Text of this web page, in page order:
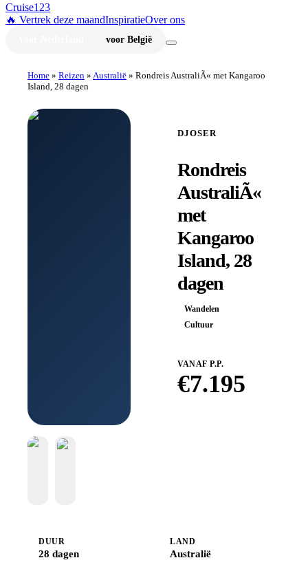
Cruise123
🔥 Vertrek deze maandInspiratieOver ons
voor België
Home » Reizen » Australië » Rondreis AustraliÃ« met Kangaroo
Island, 28 dagen
DJOSER
Rondreis
AustraliÃ«
met
Kangaroo
Island, 28
dagen
Wandelen
Cultuur
VANAF P.P.
€7.195
DUUR
28 dagen
LAND
Australië